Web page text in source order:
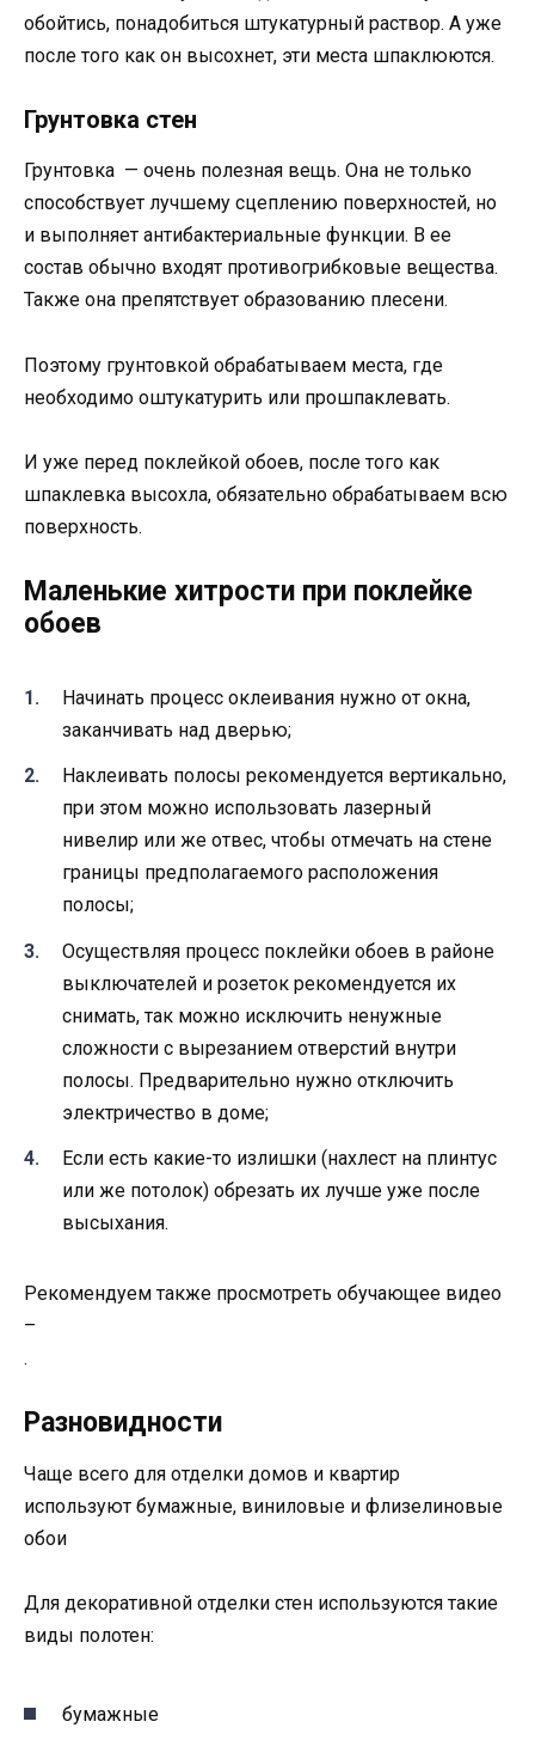
обойтись, понадобиться штукатурный раствор. А уже
после того как он высохнет, эти места шпаклюются.
Грунтовка стен
Грунтовка — очень полезная вещь. Она не только
способствует лучшему сцеплению поверхностей, но
и выполняет антибактериальные функции. В ее
состав обычно входят противогрибковые вещества.
Также она препятствует образованию плесени.
Поэтому грунтовкой обрабатываем места, где
необходимо оштукатурить или прошпаклевать.
И уже перед поклейкой обоев, после того как
шпаклевка высохла, обязательно обрабатываем всю
поверхность.
Маленькие хитрости при поклейке
обоев
Начинать процесс оклеивания нужно от окна,
заканчивать над дверью;
Наклеивать полосы рекомендуется вертикально,
при этом можно использовать лазерный
нивелир или же отвес, чтобы отмечать на стене
границы предполагаемого расположения
полосы;
Осуществляя процесс поклейки обоев в районе
выключателей и розеток рекомендуется их
снимать, так можно исключить ненужные
сложности с вырезанием отверстий внутри
полосы. Предварительно нужно отключить
электричество в доме;
Если есть какие-то излишки (нахлест на плинтус
или же потолок) обрезать их лучше уже после
высыхания.
Рекомендуем также просмотреть обучающее видео
–
.
Разновидности
Чаще всего для отделки домов и квартир
используют бумажные, виниловые и флизелиновые
обои
Для декоративной отделки стен используются такие
виды полотен:
бумажные